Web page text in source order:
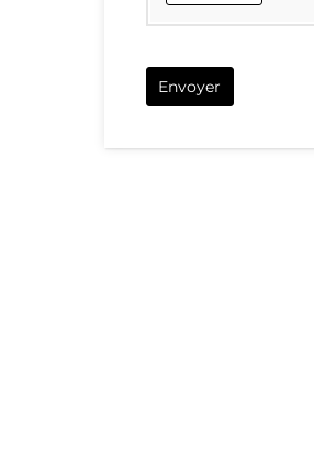
Envoyer